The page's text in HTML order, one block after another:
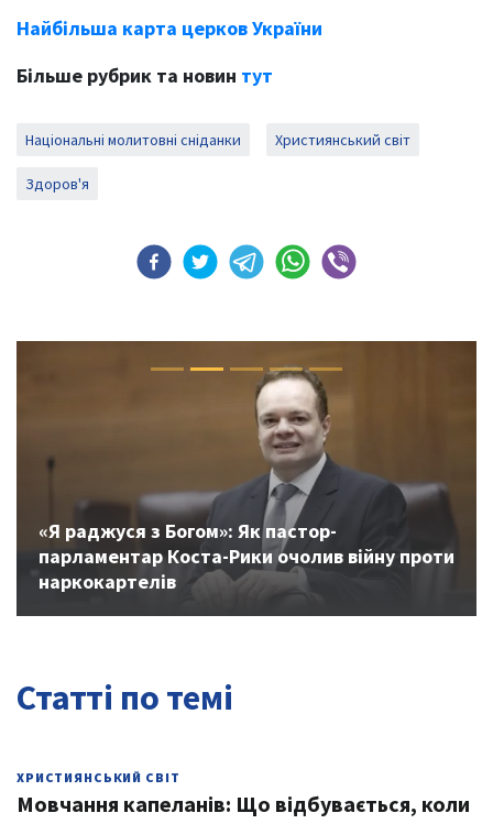
Найбільша карта церков України
Більше рубрик та новин тут
Національні молитовні сніданки Християнський світ
Здоров'я
«Я раджуся з Богом»: Як пастор-
парламентар Коста-Рики очолив війну проти
наркокартелів
Статті по темі
ХРИСТИЯНСЬКИЙ СВІТ
Мовчання капеланів: Що відбувається, коли